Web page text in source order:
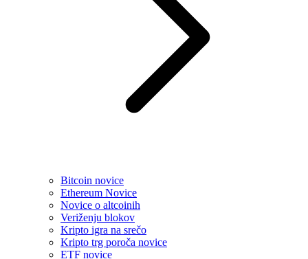
Bitcoin novice
Ethereum Novice
Novice o altcoinih
Veriženju blokov
Kripto igra na srečo
Kripto trg poroča novice
ETF novice